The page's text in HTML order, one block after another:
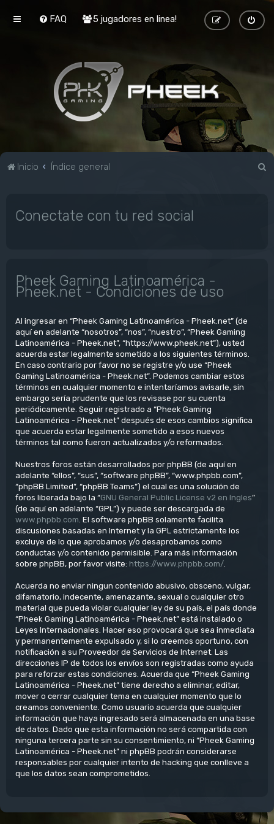
FAQ 5 jugadores en linea!
Inicio Índice general
Conectate con tu red social
Pheek Gaming Latinoamérica -
Pheek.net - Condiciones de uso
Al ingresar en “Pheek Gaming Latinoamérica - Pheek.net” (de
aquí en adelante “nosotros”, “nos”, “nuestro”, “Pheek Gaming
Latinoamérica - Pheek.net”, “https://www.pheek.net”), usted
acuerda estar legalmente sometido a los siguientes términos.
En caso contrario por favor no se registre y/o use “Pheek
Gaming Latinoamérica - Pheek.net”. Podemos cambiar estos
términos en cualquier momento e intentaríamos avisarle, sin
embargo sería prudente que los revisase por su cuenta
periódicamente. Seguir registrado a “Pheek Gaming
Latinoamérica - Pheek.net” después de esos cambios significa
que acuerda estar legalmente sometido a esos nuevos
términos tal como fueron actualizados y/o reformados.
Nuestros foros están desarrollados por phpBB (de aquí en
adelante “ellos”, “sus”, “software phpBB”, “www.phpbb.com”,
“phpBB Limited”, “phpBB Teams”) el cual es una solución de
foros liberada bajo la “GNU General Public License v2 en Ingles”
(de aquí en adelante “GPL”) y puede ser descargada de
www.phpbb.com . El software phpBB solamente facilita
discusiones basadas en Internet y la GPL estrictamente los
excluye de lo que aprobamos y/o desaprobamos como
conductas y/o contenido permisible. Para más información
sobre phpBB, por favor visite: https://www.phpbb.com/
Acuerda no enviar ningun contenido abusivo, obsceno, vulgar,
difamatorio, indecente, amenazante, sexual o cualquier otro
material que pueda violar cualquier ley de su país, el país donde
“Pheek Gaming Latinoamérica - Pheek.net” está instalado o
Leyes Internacionales. Hacer eso provocará que sea inmediata
y permanentemente expulsado y, si lo creemos oportuno, con
notificación a su Proveedor de Servicios de Internet. Las
direcciones IP de todos los envíos son registradas como ayuda
para reforzar estas condiciones. Acuerda que “Pheek Gaming
Latinoamérica - Pheek.net” tiene derecho a eliminar, editar,
mover o cerrar cualquier tema en cualquier momento que lo
creamos conveniente. Como usuario acuerda que cualquier
información que haya ingresado será almacenada en una base
de datos. Dado que esta información no será compartida con
ninguna tercera parte sin su consentimiento, ni “Pheek Gaming
Latinoamérica - Pheek.net” ni phpBB podrán considerarse
responsables por cualquier intento de hacking que conlleve a
que los datos sean comprometidos.